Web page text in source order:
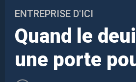
ENTREPRISE D'ICI
Quand le
une porte